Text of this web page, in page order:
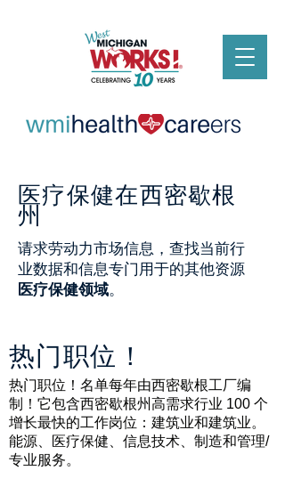
医疗保健在西密歇根
州
请求劳动力市场信息，查找当前行
业数据和信息专门用于的其他资源
医疗保健领域。
热门职位！
热门职位！名单每年由西密歇根工厂编
制！它包含西密歇根州高需求行业 100 个
增长最快的工作岗位：建筑业和建筑业。
能源、医疗保健、信息技术、制造和管理/
专业服务。